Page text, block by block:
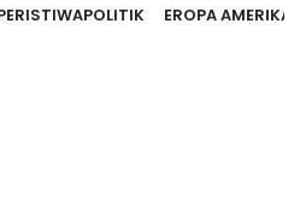
POLITIK
EROPA AMERIKA